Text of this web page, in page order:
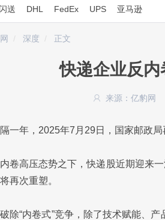
闪送 DHL FedEx UPS 亚马逊
深度 正文
快递企业反
来源：亿豹网
一年，2025年7月29日，国家邮政
卷高压态势之下，快递股近期迎来
再次重塑。
除“内卷式”竞争，除了技术赋能、